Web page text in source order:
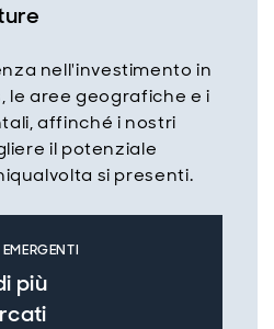
nell'investimento in
le aree geografiche e i
affinché i nostri
il potenziale
si presenti.
più